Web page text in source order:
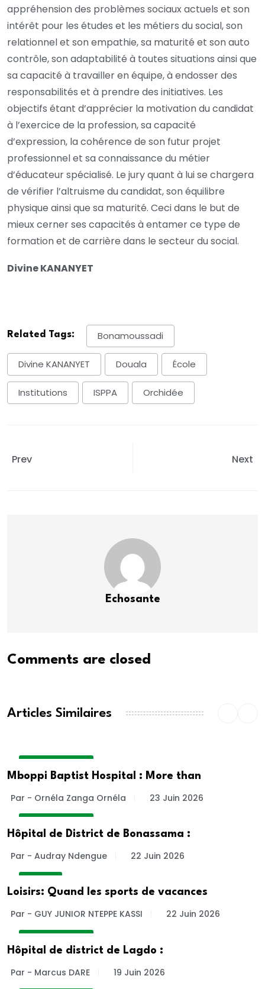
appréhension des problèmes sociaux actuels et son
intérêt pour les études et les métiers du social, son
relationnel et son empathie, sa maturité et son auto
contrôle, son adaptabilité à toutes situations ainsi que
sa capacité à travailler en équipe, à endosser des
responsabilités et à prendre des initiatives. Les
objectifs étant d’apprécier la motivation du candidat
à l’exercice de la profession, sa capacité
d’expression, la cohérence de son futur projet
professionnel et sa connaissance du métier
d’éducateur spécialisé. Le jury quant à lui se chargera
de vérifier l’altruisme du candidat, son équilibre
physique ainsi que sa maturité. Ceci dans le but de
mieux cerner ses capacités à entamer ce type de
formation et de carrière dans le secteur du social.
Divine KANANYET
Related Tags: Bonamoussadi
Divine KANANYET Douala École
Institutions ISPPA Orchidée
Prev Next
Echosante
Comments are closed
Articles Similaires
Mboppi Baptist Hospital : More than
Par - Ornéla Zanga Ornéla 23 Juin 2026
Hôpital de District de Bonassama :
Par - Audray Ndengue 22 Juin 2026
Loisirs: Quand les sports de vacances
Par - GUY JUNIOR NTEPPE KASSI 22 Juin 2026
Hôpital de district de Lagdo :
Par - Marcus DARE 19 Juin 2026